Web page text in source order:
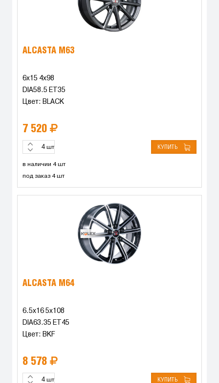
ALCASTA M63
6x15 4x98
DIA58.5 ET35
Цвет: BLACK
7 520
шт КУПИТЬ
в наличии 4 шт
под заказ 4 шт
ALCASTA M64
6.5x16 5x108
DIA63.35 ET45
Цвет: BKF
8 578
шт КУПИТЬ